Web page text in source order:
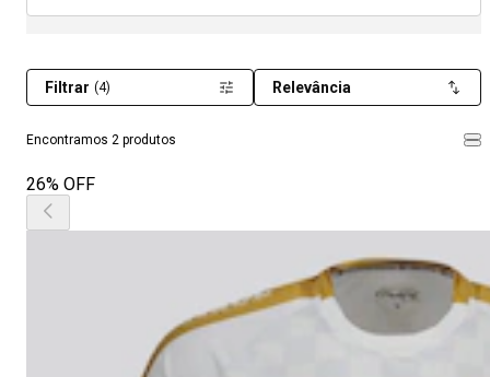
Encontramos 2 produtos
Filtrar (4) Relevância
26% OFF